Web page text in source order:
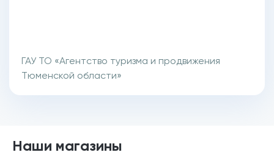
ГАУ ТО «Агентство туризма и продвижения
Тюменской области»
Наши магазины